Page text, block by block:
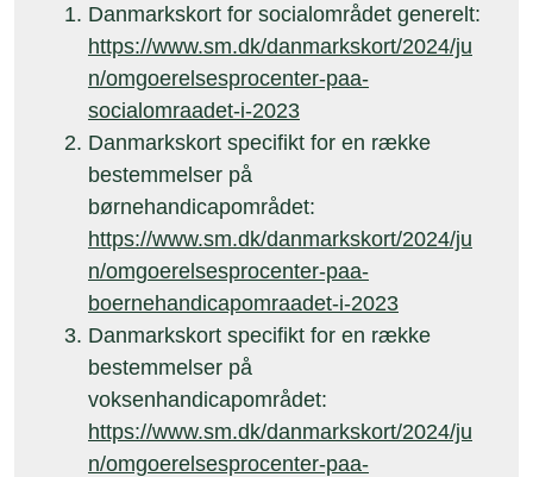
Danmarkskort for socialområdet generelt:
https://www.sm.dk/danmarkskort/2024/ju
n/omgoerelsesprocenter-paa-
socialomraadet-i-2023
Danmarkskort specifikt for en række
bestemmelser på
børnehandicapområdet:
https://www.sm.dk/danmarkskort/2024/ju
n/omgoerelsesprocenter-paa-
boernehandicapomraadet-i-2023
Danmarkskort specifikt for en række
bestemmelser på
voksenhandicapområdet:
https://www.sm.dk/danmarkskort/2024/ju
n/omgoerelsesprocenter-paa-